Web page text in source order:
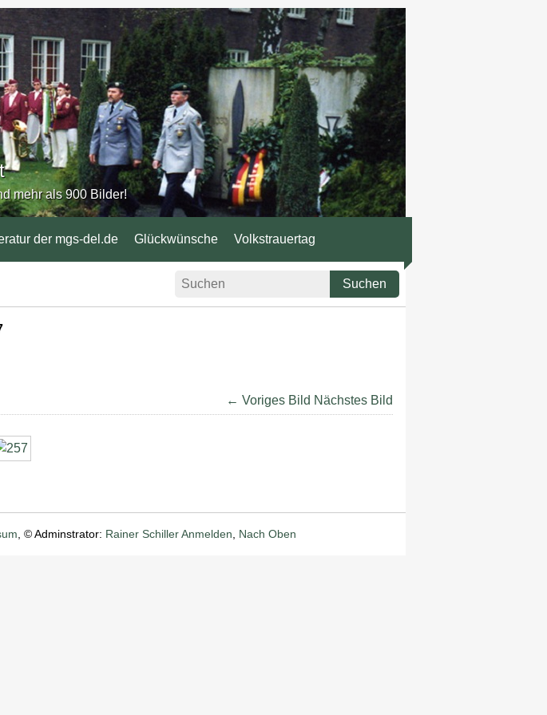
mehr als 900 Bilder!
der mgs-del.de Glückwünsche Volkstrauertag
Suchen
← Voriges Bild Nächstes Bild
, © Adminstrator: Rainer Schiller Anmelden Nach Oben